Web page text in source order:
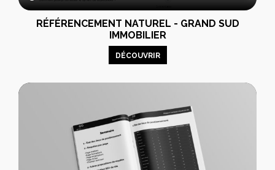
RÉFÉRENCEMENT NATUREL - GRAND SUD
IMMOBILIER
DÉCOUVRIR